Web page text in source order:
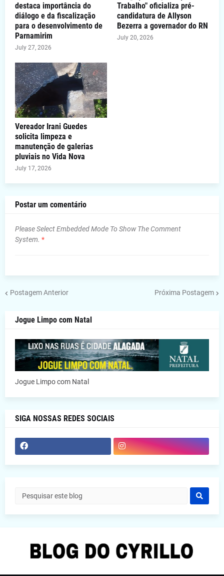
destaca importância do
diálogo e da fiscalização
para o desenvolvimento de
Parnamirim
July 27, 2026
Trabalho" oficializa pré-
candidatura de Allyson
Bezerra a governador do RN
July 20, 2026
Vereador Irani Guedes
solicita limpeza e
manutenção de galerias
pluviais no Vida Nova
July 17, 2026
Postar um comentário
Please Select Embedded Mode To Show The Comment
System. *
Postagem Anterior Próxima Postagem
Jogue Limpo com Natal
Jogue Limpo com Natal
SIGA NOSSAS REDES SOCIAIS